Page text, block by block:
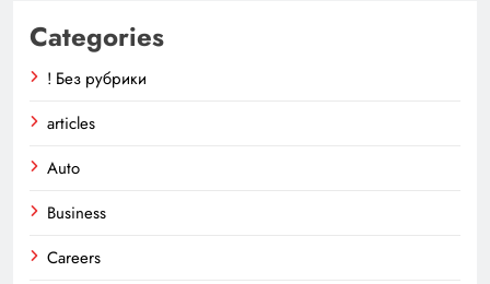
Categories
! Без рубрики
articles
Auto
Business
Careers